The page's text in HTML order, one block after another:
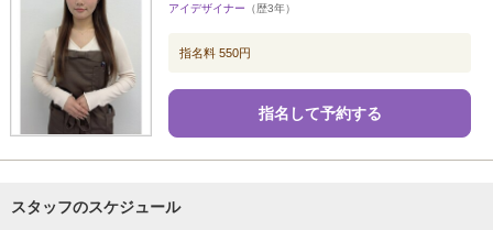
アイデザイナー （歴3年）
指名料 550円
指名して予約する
スタッフのスケジュール